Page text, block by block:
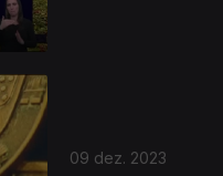
09 dez. 2023